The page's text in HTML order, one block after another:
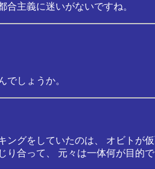
主義に迷いがないですね。
でしょうか。
グをしていたのは、 オビトが
り合って、 元々は一体何が目的